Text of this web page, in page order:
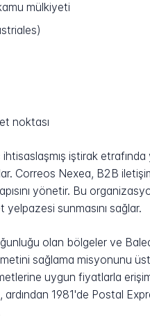
mülkiyeti
noktası
iştirak etrafında
Correos Nexea, B2B
yönetir. Bu
sunmasını sağlar.
olan bölgeler ve
sağlama misyonunu
uygun fiyatlarla
ardından 1981'de Postal